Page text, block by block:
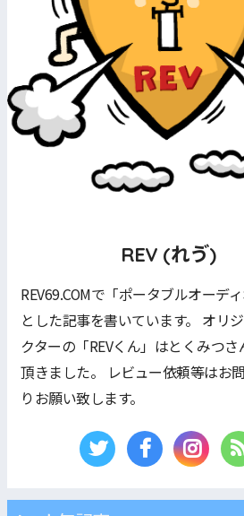
REV (れゔ)
REV69.COMで「ポータブルオーデ
とした記事を書いています。 オリ
クターの「REVくん」はとくみつさ
頂きました。 レビュー依頼等はお
りお願い致します。